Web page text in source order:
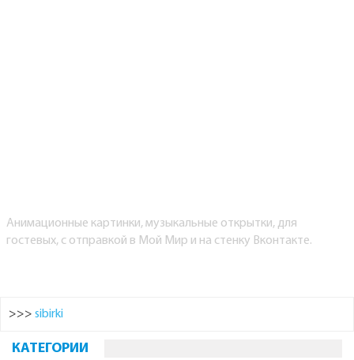
Анимационные картинки, музыкальные открытки, для
гостевых, с отправкой в Мой Мир и на стенку Вконтакте.
>>> sibirki
КАТЕГОРИИ